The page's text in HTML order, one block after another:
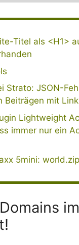
Titel als <H1>
Strato: JSON-
Beiträgen mit
Lightweight
immer nur ein
5mini:
im